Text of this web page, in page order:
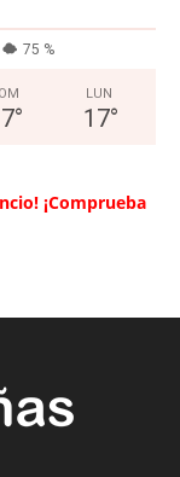
75 %
°
LUN
17°
¡Comprueba